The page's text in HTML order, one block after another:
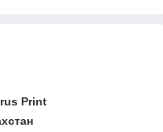
Print